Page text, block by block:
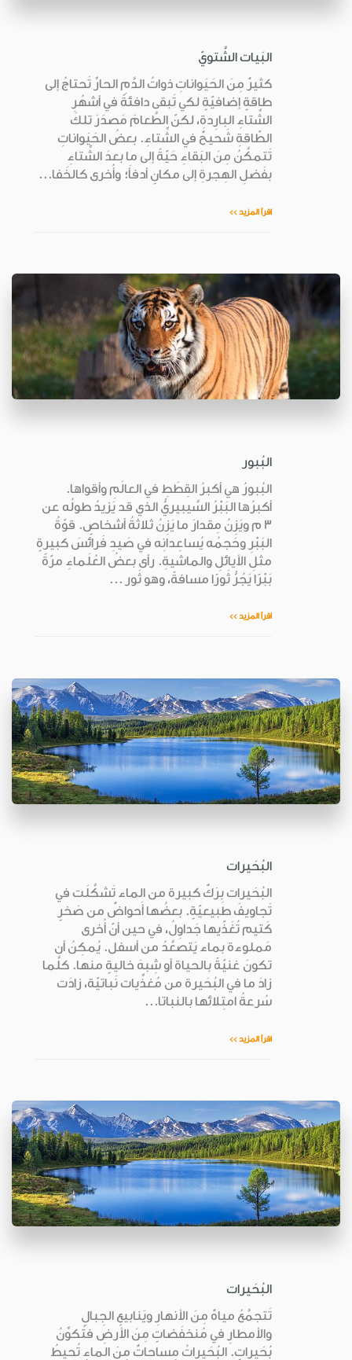
البَيات الشَّتويّ
كثيرٌ مِنَ الحَيَواناتِ ذواتُ الدَّمِ الحارِّ تَحتاجُ إلى
طاقةٍ إضافيّةٍ لكي تَبقى دافئةً في أشهُرِ
الشِّتاءِ البارِدةِ، لكنّ الطَّعامَ مَصدَرَ تلكَ
الطّاقةِ شَحيحٌ في الشِّتاءِ. بعضُ الحَيَواناتِ
تَتمكَّنُ مِنَ البَقاءِ حَيّةً إلى ما بعدَ الشِّتاءِ
بفَضلِ الهِجرةِ إلى مكانٍ أدفأَ؛ وأُخرى كالخَفا...
اقرأ المزيد >>
البُبور
البُبورُ هي أكبرُ القِطَطِ في العالَمِ وأقواها.
أكبرُها البَبْرُ السَّيبيريُّ الذي قد يَزيدُ طولُه عن
3 م ويَزِنُ مِقدارَ ما يَزِنُ ثلاثةُ أشخاصٍ. قوّةُ
البَبْرِ وحَجمُه يُساعِدانِه في صَيدِ فَرائسَ كبيرةٍ
مثلِ الأيائلِ والماشيةِ. رأى بعضُ العُلَماءِ مرّةً
بَبْرًا يَجُرُّ ثَورًا مسافةً، وهو ثَور ...
اقرأ المزيد >>
البُحَيرات
البُحَيرات بِرَكٌ كبيرة من الماء تَشكَّلَت في
تَجاويفَ طبيعيّةٍ. بعضُها أَحواضٌ من صَخرٍ
كَتيم تُغَذّيها جَداوِلُ، في حين أنّ أُخرى
مَملوءة بماء يَتصعَّدُ من أسفل. يُمكِنُ أن
تكونَ غنيّةً بالحياة أو شِبهَ خاليةٍ منها. كلَّما
زادَ ما في البُحَيرة من مُغذِّيات نَباتيّة، زادَت
سُرعةُ امتِلائها بالنباتا...
اقرأ المزيد >>
البُحَيرات
تَتجمَّعُ مياهٌ مِنَ الأنهارِ ويَنابيعِ الجِبالِ
والأمطارِ في مُنخفَضاتٍ مِنَ الأَرضِ فتُكوِّنُ
بُحَيراتٍ. البُحَيراتُ مِساحاتٌ مِنَ الماءِ تُحيطُ